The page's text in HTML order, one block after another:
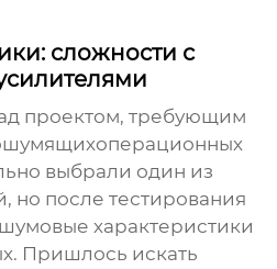
сложности с
проектом, требующим
операционных
выбрали один из
но после тестирования
характеристики
Пришлось искать